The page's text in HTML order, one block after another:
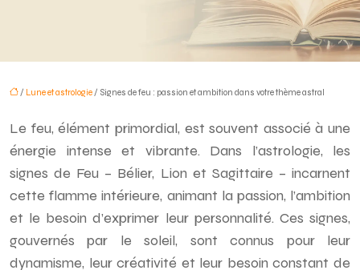
/ Lune et astrologie/ Signes de feu : passion et ambition dans votre thème astral
Le feu, élément primordial, est souvent associé à une
énergie intense et vibrante. Dans l’astrologie, les
signes de Feu – Bélier, Lion et Sagittaire – incarnent
cette flamme intérieure, animant la passion, l’ambition
et le besoin d’exprimer leur personnalité. Ces signes,
gouvernés par le soleil, sont connus pour leur
dynamisme, leur créativité et leur besoin constant de